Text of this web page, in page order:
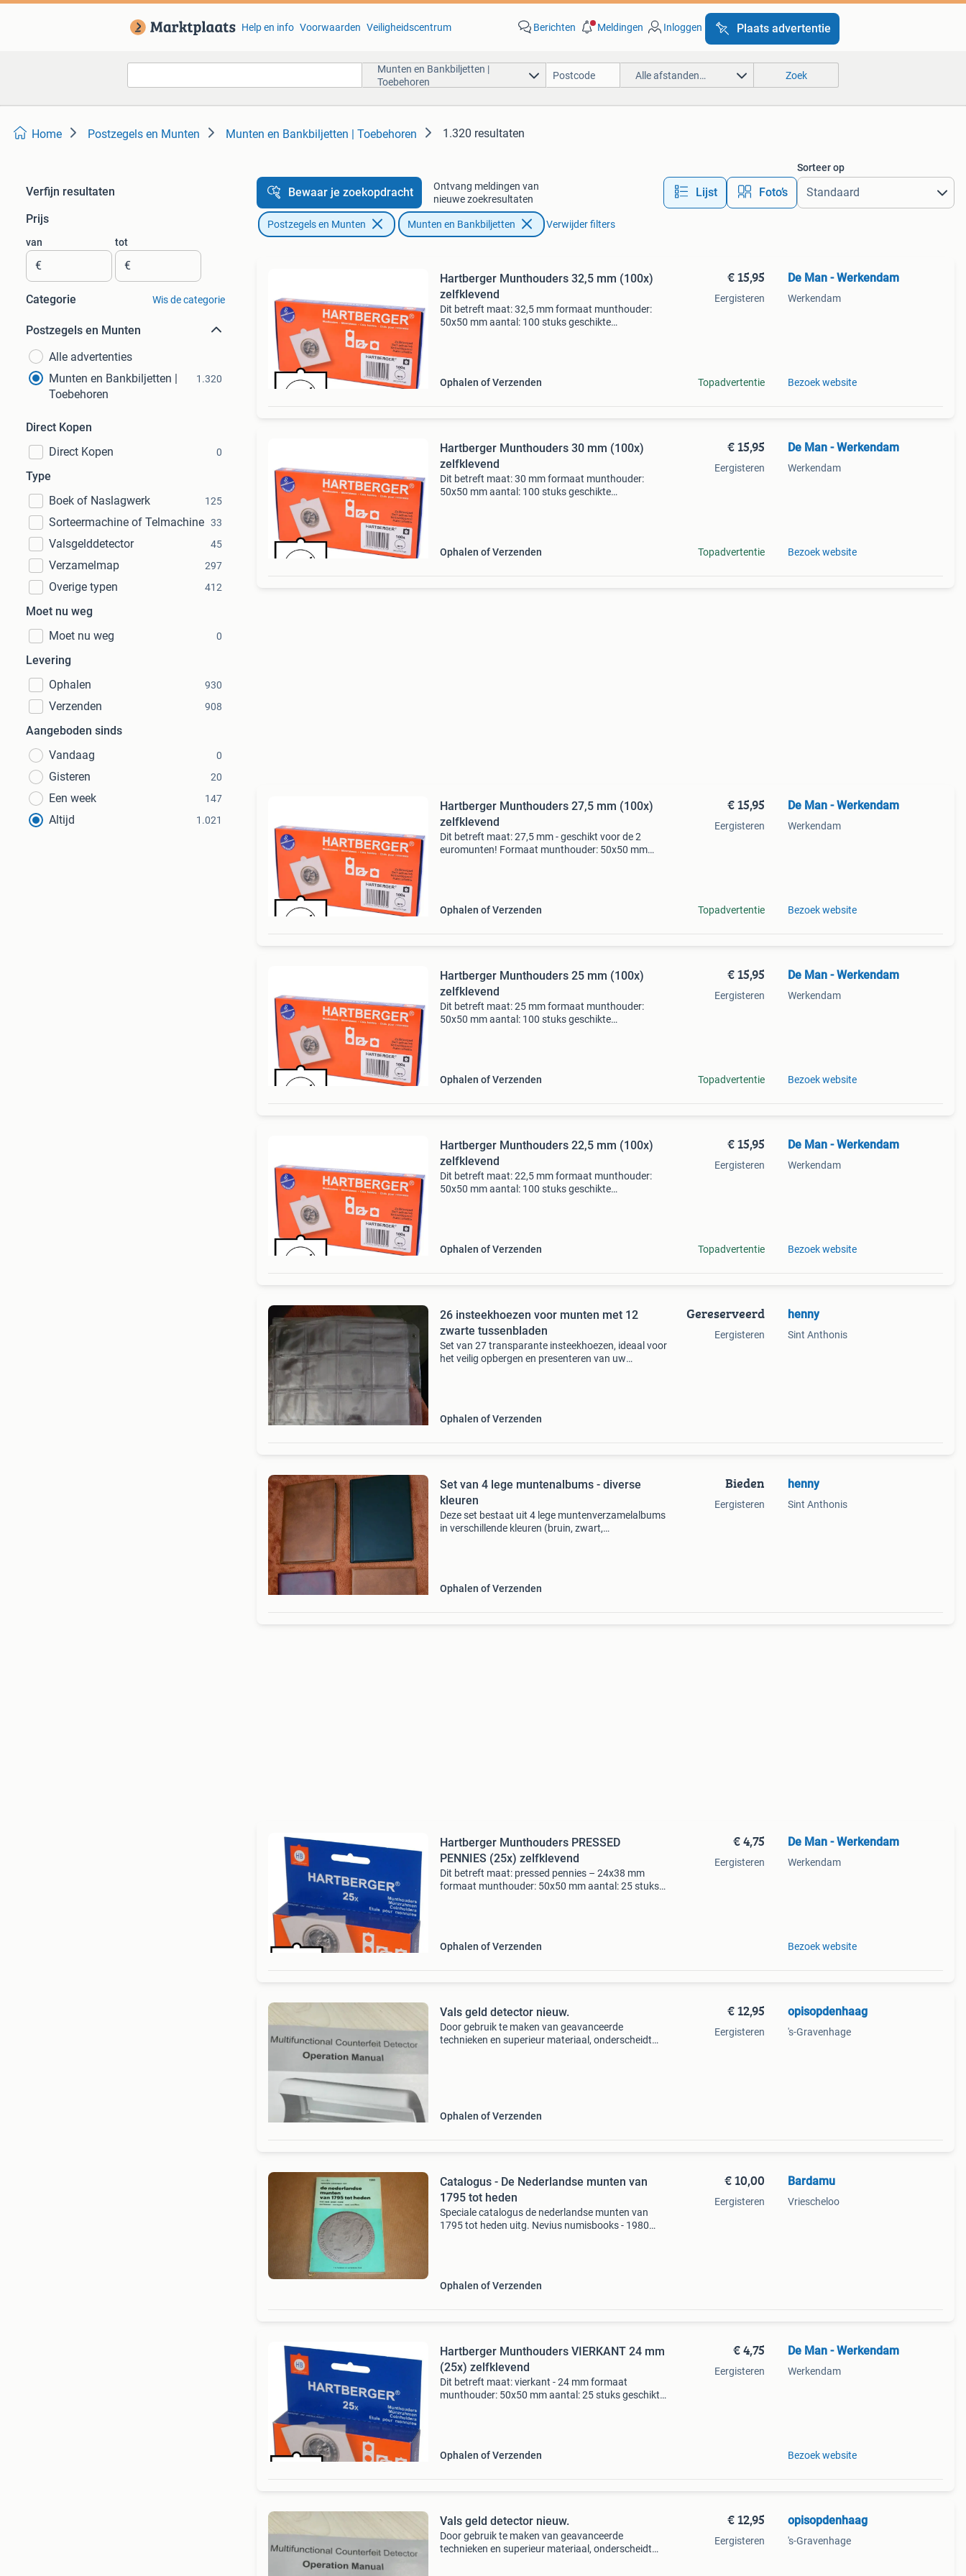
Help en info Voorwaarden Veiligheidscentrum Berichten Meldingen Inloggen Plaats advertentie
Munten en Bankbiljetten |
Toebehoren
Alle afstanden… Zoek
Home Postzegels en Munten Munten en Bankbiljetten | Toebehoren 1.320 resultaten
Verfijn resultaten
Prijs
van
€
tot
€
Categorie Wis de categorie
Postzegels en Munten
Alle advertenties
Munten en Bankbiljetten |
Toebehoren
1.320
Direct Kopen
Direct Kopen
0
Type
Boek of Naslagwerk
125
Sorteermachine of Telmachine 33
Valsgelddetector 45
Verzamelmap 297
Overige typen 412
Moet nu weg
Moet nu weg
0
Levering
Ophalen
930
Verzenden 908
Aangeboden sinds
Vandaag
0
Gisteren 20
Een week 147
Altijd 1.021
Bewaar je zoekopdracht
Ontvang meldingen van
nieuwe zoekresultaten
Lijst Foto’s
Sorteer op
Postzegels en Munten Munten en Bankbiljetten Verwijder filters
Hartberger Munthouders 32,5 mm (100x)
zelfklevend
Dit betreft maat: 32,5 mm formaat munthouder:
50x50 mm aantal: 100 stuks geschikte
Ophalen of Verzenden
€ 15,95
Eergisteren
Topadvertentie
De Man - Werkendam
Werkendam
Bezoek website
Hartberger Munthouders 30 mm (100x)
zelfklevend
Dit betreft maat: 30 mm formaat munthouder:
50x50 mm aantal: 100 stuks geschikte
Ophalen of Verzenden
€ 15,95
Eergisteren
Topadvertentie
De Man - Werkendam
Werkendam
Bezoek website
Hartberger Munthouders 27,5 mm (100x)
zelfklevend
Dit betreft maat: 27,5 mm - geschikt voor de 2
euromunten! Formaat munthouder: 50x50 mm
Ophalen of Verzenden
€ 15,95
Eergisteren
Topadvertentie
De Man - Werkendam
Werkendam
Bezoek website
Hartberger Munthouders 25 mm (100x)
zelfklevend
Dit betreft maat: 25 mm formaat munthouder:
50x50 mm aantal: 100 stuks geschikte
Ophalen of Verzenden
€ 15,95
Eergisteren
Topadvertentie
De Man - Werkendam
Werkendam
Bezoek website
Hartberger Munthouders 22,5 mm (100x)
zelfklevend
Dit betreft maat: 22,5 mm formaat munthouder:
50x50 mm aantal: 100 stuks geschikte
Ophalen of Verzenden
€ 15,95
Eergisteren
Topadvertentie
De Man - Werkendam
Werkendam
Bezoek website
26 insteekhoezen voor munten met 12
zwarte tussenbladen
Set van 27 transparante insteekhoezen, ideaal voor
het veilig opbergen en presenteren van uw
Ophalen of Verzenden
Gereserveerd
Eergisteren
henny
Sint Anthonis
Set van 4 lege muntenalbums - diverse
kleuren
Deze set bestaat uit 4 lege muntenverzamelalbums
in verschillende kleuren (bruin, zwart,
Ophalen of Verzenden
Bieden
Eergisteren
henny
Sint Anthonis
Hartberger Munthouders PRESSED
PENNIES (25x) zelfklevend
Dit betreft maat: pressed pennies – 24x38 mm
formaat munthouder: 50x50 mm aantal: 25 stuks
Ophalen of Verzenden
€ 4,75
Eergisteren
De Man - Werkendam
Werkendam
Bezoek website
Vals geld detector nieuw.
Door gebruik te maken van geavanceerde
technieken en superieur materiaal, onderscheidt
Ophalen of Verzenden
€ 12,95
Eergisteren
opisopdenhaag
's-Gravenhage
Catalogus - De Nederlandse munten van
1795 tot heden
Speciale catalogus de nederlandse munten van
1795 tot heden uitg. Nevius numisbooks - 1980
Ophalen of Verzenden
€ 10,00
Eergisteren
Bardamu
Vriescheloo
Hartberger Munthouders VIERKANT 24 mm
(25x) zelfklevend
Dit betreft maat: vierkant - 24 mm formaat
munthouder: 50x50 mm aantal: 25 stuks geschikte
Ophalen of Verzenden
€ 4,75
Eergisteren
De Man - Werkendam
Werkendam
Bezoek website
Vals geld detector nieuw.
Door gebruik te maken van geavanceerde
technieken en superieur materiaal, onderscheidt
€ 12,95
Eergisteren
opisopdenhaag
's-Gravenhage